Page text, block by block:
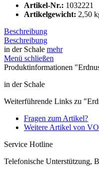
Artikel-Nr.: 1032221
Artikelgewicht: 2,50
Beschreibung
Beschreibung
in der Schale mehr
Menü schließen
Produktinformationen
in der Schale
Weiterführende Links zu
Fragen zum Artikel?
Weitere Artikel von
Service Hotline
Telefonische Unterstützung,